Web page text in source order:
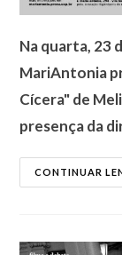
Na quarta, 23
MariAntonia
Cícera" de
presença da
CONTINUAR